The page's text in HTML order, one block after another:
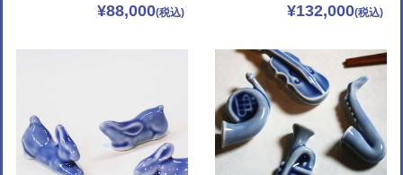
¥88,000 ¥132,000